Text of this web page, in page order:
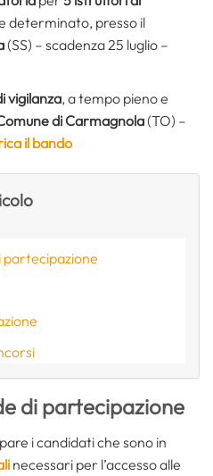
determinato, presso il
(SS) – scadenza 25 luglio –
vigilanza, a tempo pieno e
di Carmagnola(TO) –
il bando
partecipazione
di partecipazione
i candidati che sono in
necessari per l’accesso alle